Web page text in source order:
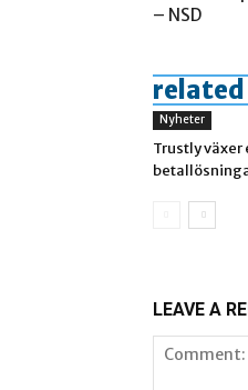
– NSD
Nyheter
Trustly
LEAVE A